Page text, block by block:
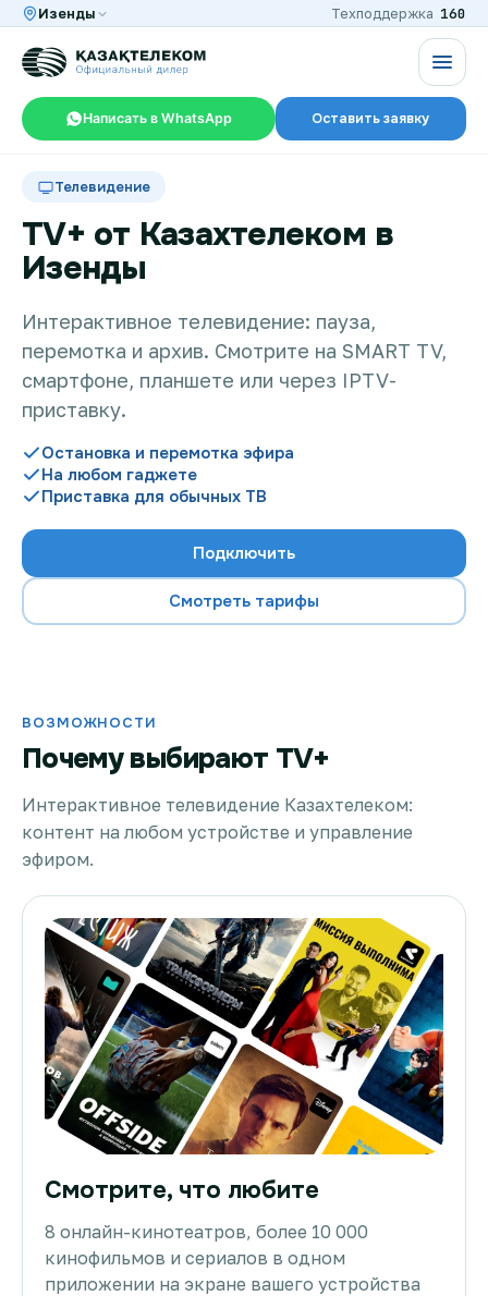
Изенды Техподдержка 160
Написать в WhatsApp Оставить заявку
Интернет и ТВ в квартире
Интернет и ТВ в частном доме
Интернет в офис
TV+
Проверить возможность подключения
Акции
Заявка на подбор тарифа
Подключиться к КазахТелеком
Телевидение
TV+ от Казахтелеком в
Изенды
Интерактивное телевидение: пауза,
перемотка и архив. Смотрите на SMART TV,
смартфоне, планшете или через IPTV-
приставку.
Остановка и перемотка эфира
На любом гаджете
Приставка для обычных ТВ
Подключить
Смотреть тарифы
ВОЗМОЖНОСТИ
Почему выбирают TV+
Интерактивное телевидение Казахтелеком:
контент на любом устройстве и управление
эфиром.
Смотрите, что любите
8 онлайн-кинотеатров, более 10 000
кинофильмов и сериалов в одном
приложении на экране вашего устройства